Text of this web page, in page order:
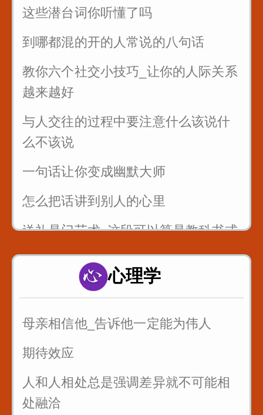
这些潜台词你听懂了吗
到哪都混的开的人常说的八句话
教你六个社交小技巧_让你的人际关系
越来越好
与人交往的过程中要注意什么该说什
么不该说
一句话让你变成幽默大师
怎么把话讲到别人的心里
送礼是门艺术_这段可以算是教科书式
的例子
以后有人故意刁难你_你就找到问题刁
难的点_套用在提问者身上_怼回去
管好自己的嘴_关系再好也不要说这些
话
三招让你和任何人说话
心理学
母亲相信他_告诉他一定能为伟人
期待效应
人和人相处总是强调差异就不可能相
处融洽